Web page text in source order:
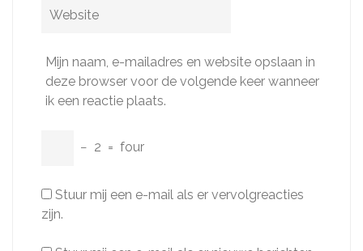
Website
Mijn naam, e-mailadres en website opslaan in
deze browser voor de volgende keer wanneer
ik een reactie plaats.
− 2 = four
Stuur mij een e-mail als er vervolgreacties
zijn.